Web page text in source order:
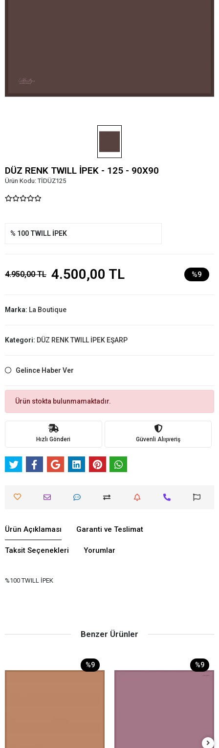
DÜZ RENK TWILL İPEK - 125 - 90X90
Ürün Kodu:TİDÜZ125
% 100 TWILL İPEK
4.950,00 TL 4.500,00 TL %9
Marka: La Boutique
Kategori: DÜZ RENK TWILL İPEK EŞARP
Gelince Haber Ver
Ürün stokta bulunmamaktadır.
Hızlı Gönderi Güvenli Alışveriş
Ürün Açıklaması Garanti ve Teslimat
Taksit Seçenekleri Yorumlar
%100 TWILL İPEK
Benzer Ürünler
%9 %9